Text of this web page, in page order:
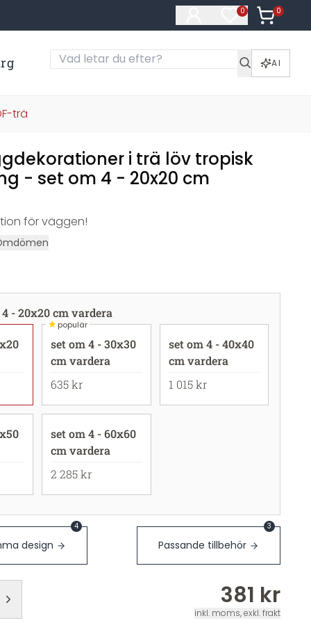
0
Artiklar på
0
Artiklar i
AI
trä
i trä löv tropisk
- set om 4 - 20x20 cm
för väggen!
- 20x20 cm vardera
★populär
set om 4 - 30x30
cm vardera
635 kr
set om 4 - 40x40
cm vardera
1 015 kr
set om 4 - 60x60
cm vardera
2 285 kr
design
4
Passande tillbehör
3
381 kr
inkl. moms, exkl. frakt